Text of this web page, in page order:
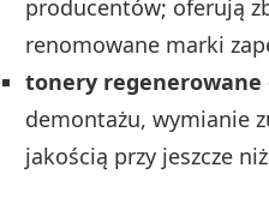
producentów; oferują
renomowane marki
tonery regenerowane
demontażu, wymianie
jakością przy jeszcze